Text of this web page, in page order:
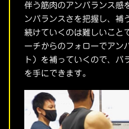
伴う筋肉のアンバランス感
ンバランスさを把握し、補
続けていくのは難しいこと
ーチからのフォローでアン
ト）を補っていくので、バ
を手にできます。